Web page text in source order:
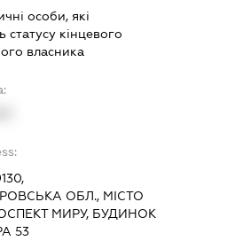
особи, які
статусу кінцевого
власника
ОБЛ., МІСТО
МИРУ, БУДИНОК
53